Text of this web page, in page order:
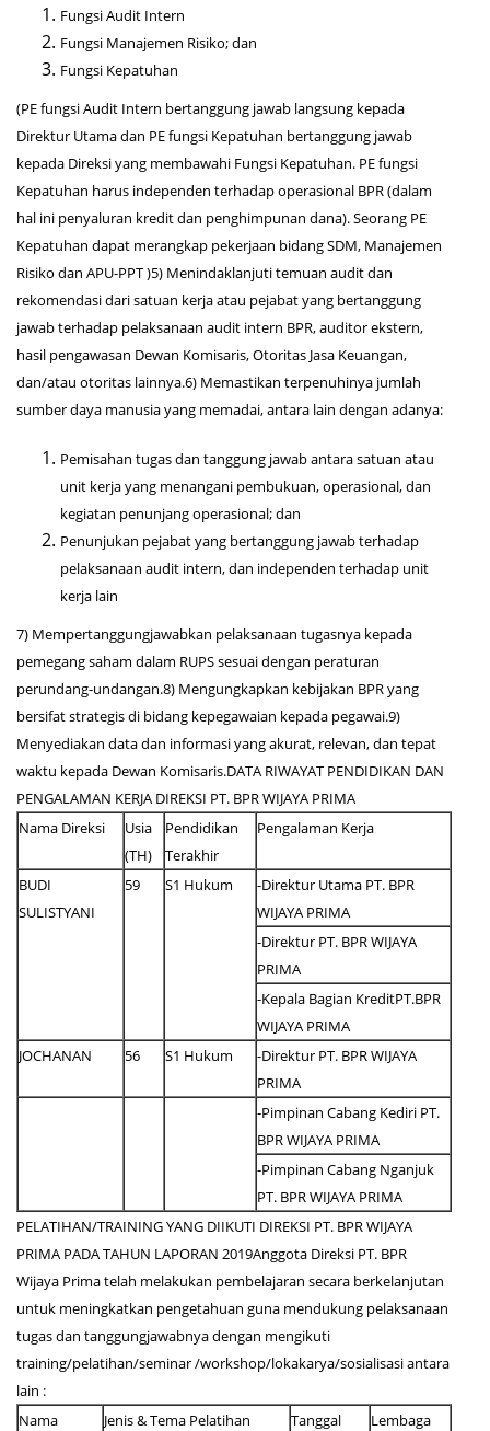
Fungsi Audit Intern
Fungsi Manajemen Risiko; dan
Fungsi Kepatuhan
(PE fungsi Audit Intern bertanggung jawab langsung kepada
Direktur Utama dan PE fungsi Kepatuhan bertanggung jawab
kepada Direksi yang membawahi Fungsi Kepatuhan. PE fungsi
Kepatuhan harus independen terhadap operasional BPR (dalam
hal ini penyaluran kredit dan penghimpunan dana). Seorang PE
Kepatuhan dapat merangkap pekerjaan bidang SDM, Manajemen
Risiko dan APU-PPT )5) Menindaklanjuti temuan audit dan
rekomendasi dari satuan kerja atau pejabat yang bertanggung
jawab terhadap pelaksanaan audit intern BPR, auditor ekstern,
hasil pengawasan Dewan Komisaris, Otoritas Jasa Keuangan,
dan/atau otoritas lainnya.6) Memastikan terpenuhinya jumlah
sumber daya manusia yang memadai, antara lain dengan adanya:
Pemisahan tugas dan tanggung jawab antara satuan atau
unit kerja yang menangani pembukuan, operasional, dan
kegiatan penunjang operasional; dan
Penunjukan pejabat yang bertanggung jawab terhadap
pelaksanaan audit intern, dan independen terhadap unit
kerja lain
7) Mempertanggungjawabkan pelaksanaan tugasnya kepada
pemegang saham dalam RUPS sesuai dengan peraturan
perundang-undangan.8) Mengungkapkan kebijakan BPR yang
bersifat strategis di bidang kepegawaian kepada pegawai.9)
Menyediakan data dan informasi yang akurat, relevan, dan tepat
waktu kepada Dewan Komisaris.DATA RIWAYAT PENDIDIKAN DAN
PENGALAMAN KERJA DIREKSI PT. BPR WIJAYA PRIMA
Nama Direksi
Usia
(TH)
Pendidikan
Terakhir
Pengalaman Kerja
BUDI
SULISTYANI
59 S1 Hukum
-Direktur Utama PT. BPR
WIJAYA PRIMA
-Direktur PT. BPR WIJAYA
PRIMA
-Kepala Bagian KreditPT.BPR
WIJAYA PRIMA
JOCHANAN
56 S1 Hukum
-Direktur PT. BPR WIJAYA
PRIMA
-Pimpinan Cabang Kediri PT.
BPR WIJAYA PRIMA
-Pimpinan Cabang Nganjuk
PT. BPR WIJAYA PRIMA
PELATIHAN/TRAINING YANG DIIKUTI DIREKSI PT. BPR WIJAYA
PRIMA PADA TAHUN LAPORAN 2019Anggota Direksi PT. BPR
Wijaya Prima telah melakukan pembelajaran secara berkelanjutan
untuk meningkatkan pengetahuan guna mendukung pelaksanaan
tugas dan tanggungjawabnya dengan mengikuti
training/pelatihan/seminar /workshop/lokakarya/sosialisasi antara
lain :
Nama
Jenis & Tema Pelatihan Tanggal Lembaga